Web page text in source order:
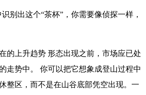
别出这个“茶杯”，你需要像侦探一样，
的上升趋势 形态出现之前，市场应已处
走势中。 你可以把它想象成登山过程中
整区，而不是在山谷底部凭空出现。一